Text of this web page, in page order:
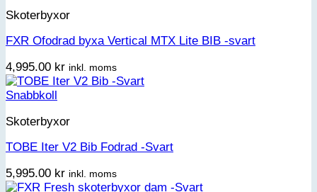
2,995.00 kr.
Skoterbyxor
FXR Ofodrad byxa Vertical MTX Lite BIB -svart
4,995.00 kr inkl. moms
Snabbkoll
Skoterbyxor
TOBE Iter V2 Bib Fodrad -Svart
5,995.00 kr inkl. moms